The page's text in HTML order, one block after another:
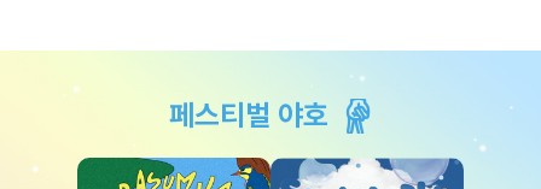
페스티벌 야호